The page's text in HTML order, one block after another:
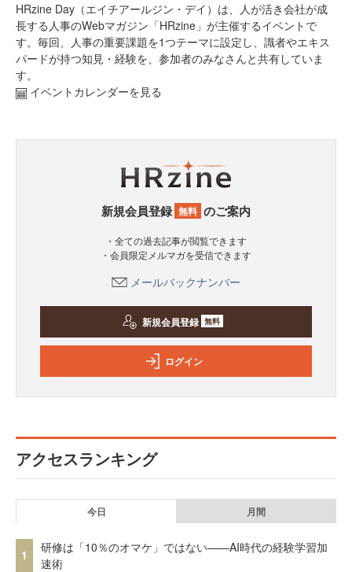
HRzine Day（エイチアールジン・デイ）は、人が活き会社が成
長する人事のWebマガジン「HRzine」が主催するイベントで
す。毎回、人事の重要課題を1つテーマに設定し、識者やエキス
パードが持つ知見・経験を、参加者のみなさんと共有していま
す。
イベントカレンダーを見る
新規会員登録 無料 のご案内
・全ての過去記事が閲覧できます
・会員限定メルマガを受信できます
メールバックナンバー
新規会員登録 無料
ログイン
アクセスランキング
今日 月間
1
研修は「10％のオマケ」ではない——AI時代の経験学習加
速術